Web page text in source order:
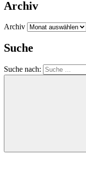
Archiv
Archiv
Suche
Suche nach: